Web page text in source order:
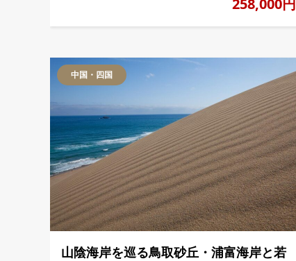
258,000円
中国・四国
山陰海岸を巡る鳥取砂丘・浦富海岸と若